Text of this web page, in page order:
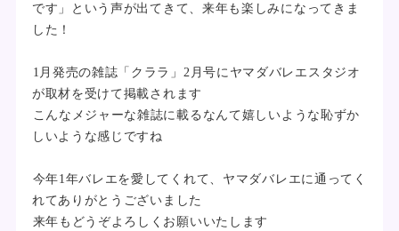
です」という声が出てきて、来年も楽しみになってきま
した！
1月発売の雑誌「クララ」2月号にヤマダバレエスタジオ
が取材を受けて掲載されます
こんなメジャーな雑誌に載るなんて嬉しいような恥ずか
しいような感じですね
今年1年バレエを愛してくれて、ヤマダバレエに通ってく
れてありがとうございました
来年もどうぞよろしくお願いいたします